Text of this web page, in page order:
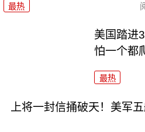
最热
美国踏进
怕一个都
最热
上将一封信捅破天！美军